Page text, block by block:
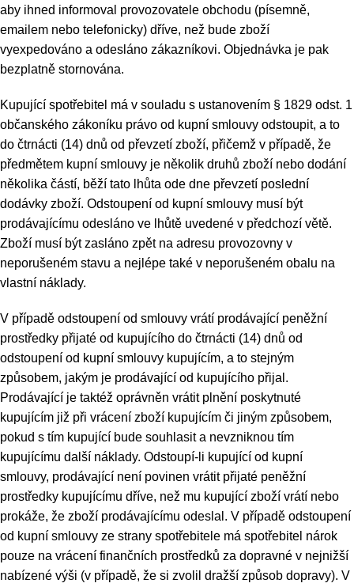
aby ihned informoval provozovatele obchodu (písemně,
emailem nebo telefonicky) dříve, než bude zboží
vyexpedováno a odesláno zákazníkovi. Objednávka je pak
bezplatně stornována.
Kupující spotřebitel má v souladu s ustanovením § 1829 odst. 1
občanského zákoníku právo od kupní smlouvy odstoupit, a to
do čtrnácti (14) dnů od převzetí zboží, přičemž v případě, že
předmětem kupní smlouvy je několik druhů zboží nebo dodání
několika částí, běží tato lhůta ode dne převzetí poslední
dodávky zboží. Odstoupení od kupní smlouvy musí být
prodávajícímu odesláno ve lhůtě uvedené v předchozí větě.
Zboží musí být zasláno zpět na adresu provozovny v
neporušeném stavu a nejlépe také v neporušeném obalu na
vlastní náklady.
V případě odstoupení od smlouvy vrátí prodávající peněžní
prostředky přijaté od kupujícího do čtrnácti (14) dnů od
odstoupení od kupní smlouvy kupujícím, a to stejným
způsobem, jakým je prodávající od kupujícího přijal.
Prodávající je taktéž oprávněn vrátit plnění poskytnuté
kupujícím již při vrácení zboží kupujícím či jiným způsobem,
pokud s tím kupující bude souhlasit a nevzniknou tím
kupujícímu další náklady. Odstoupí-li kupující od kupní
smlouvy, prodávající není povinen vrátit přijaté peněžní
prostředky kupujícímu dříve, než mu kupující zboží vrátí nebo
prokáže, že zboží prodávajícímu odeslal. V případě odstoupení
od kupní smlouvy ze strany spotřebitele má spotřebitel nárok
pouze na vrácení finančních prostředků za dopravné v nejnižší
nabízené výši (v případě, že si zvolil dražší způsob dopravy). V